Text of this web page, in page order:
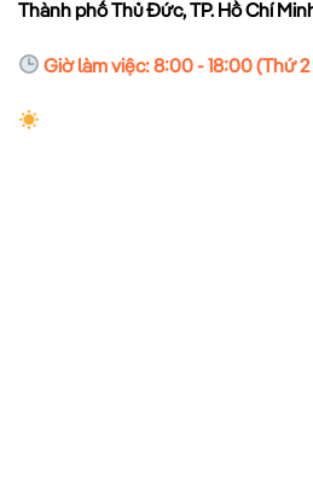
Thành phố Thủ Đức, TP. Hồ Chí
Giờ làm việc: 8:00 - 18:00 (Thứ